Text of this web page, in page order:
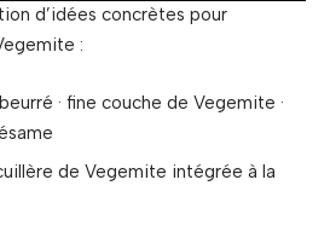
d’idées concrètes pour
:
· fine couche de Vegemite ·
de Vegemite intégrée à la